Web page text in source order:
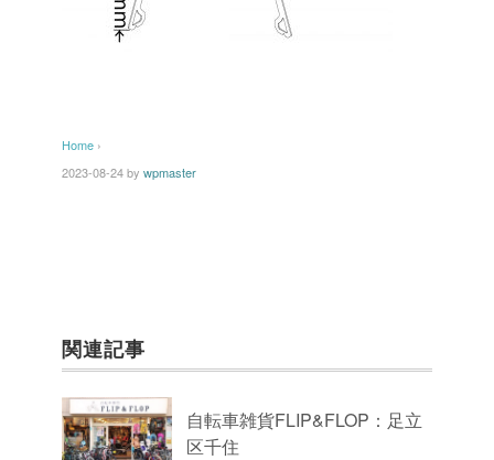
Home ›
2023-08-24by wpmaster
関連記事
自転車雑貨FLIP&FLOP：足立
区千住